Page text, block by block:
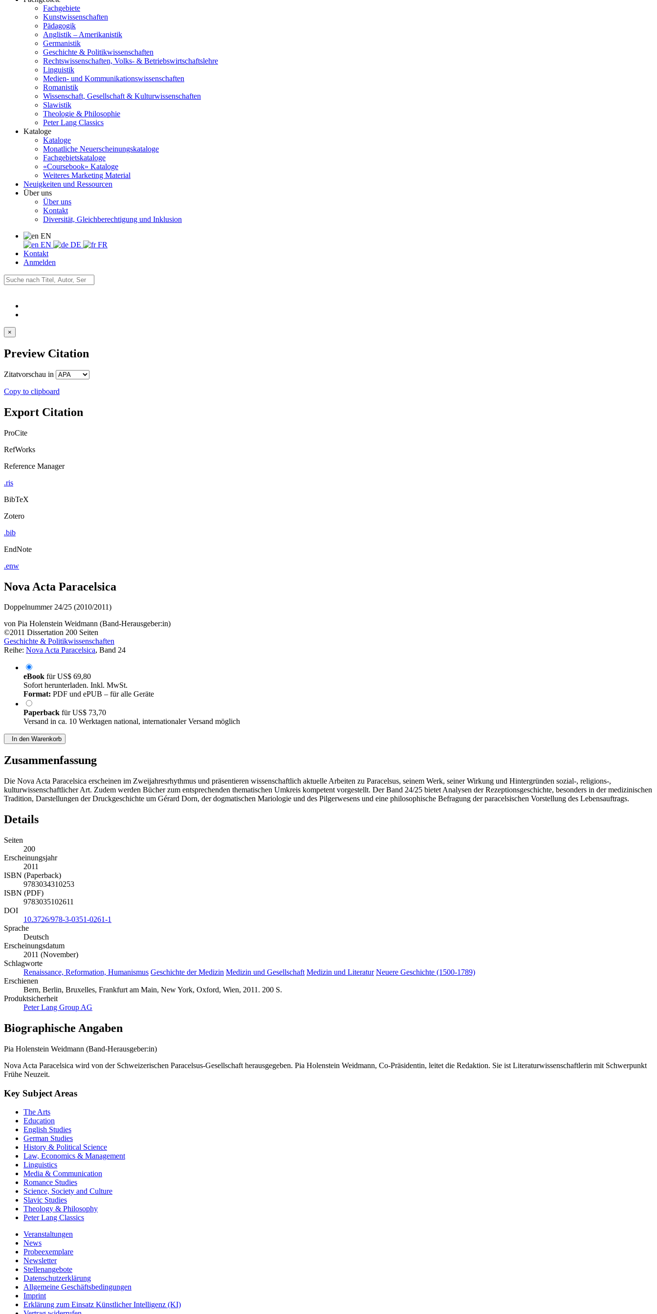
Fachgebiete
Kunstwissenschaften
Pädagogik
Anglistik – Amerikanistik
Germanistik
Geschichte & Politikwissenschaften
Rechtswissenschaften, Volks- & Betriebswirtschaftslehre
Linguistik
Medien- und Kommunikationswissenschaften
Romanistik
Wissenschaft, Gesellschaft & Kulturwissenschaften
Slawistik
Theologie & Philosophie
Peter Lang Classics
Kataloge
Kataloge
Monatliche Neuerscheinungskataloge
Fachgebietskataloge
«Coursebook» Kataloge
Weiteres Marketing Material
Neuigkeiten und Ressourcen
Über uns
Über uns
Kontakt
Diversität, Gleichberechtigung und Inklusion
EN
EN
DE
FR
Kontakt
Anmelden
×
Preview Citation
Zitatvorschau in
Copy to clipboard
Export Citation
ProCite
RefWorks
Reference Manager
.ris
BibTeX
Zotero
.bib
EndNote
.enw
Nova Acta Paracelsica
Doppelnummer 24/25 (2010/2011)
von Pia Holenstein Weidmann (Band-Herausgeber:in)
©2011 Dissertation 200 Seiten
Geschichte & Politikwissenschaften
Reihe: Nova Acta Paracelsica, Band 24
eBook fürUS$ 69,80
Sofort herunterladen. Inkl. MwSt.
Format: PDF und ePUB – für alle Geräte
Paperback fürUS$ 73,70
Versand in ca. 10 Werktagen national, internationaler Versand möglich
In den Warenkorb
Zusammenfassung
Die Nova Acta Paracelsica erscheinen im Zweijahresrhythmus und präsentieren wissenschaftlich aktuelle Arbeiten zu Paracelsus, seinem Werk, seiner Wirkung und Hintergründen sozial-, religions-,
kulturwissenschaftlicher Art. Zudem werden Bücher zum entsprechenden thematischen Umkreis kompetent vorgestellt. Der Band 24/25 bietet Analysen der Rezeptionsgeschichte, besonders in der medizinischen
Tradition, Darstellungen der Druckgeschichte um Gérard Dorn, der dogmatischen Mariologie und des Pilgerwesens und eine philosophische Befragung der paracelsischen Vorstellung des Lebensauftrags.
Details
Seiten
200
Erscheinungsjahr
2011
ISBN (Paperback)
9783034310253
ISBN (PDF)
9783035102611
DOI
10.3726/978-3-0351-0261-1
Sprache
Deutsch
Erscheinungsdatum
2011 (November)
Schlagworte
Renaissance, Reformation, Humanismus Geschichte der Medizin Medizin und Gesellschaft Medizin und Literatur Neuere Geschichte (1500-1789)
Erschienen
Bern, Berlin, Bruxelles, Frankfurt am Main, New York, Oxford, Wien, 2011. 200 S.
Produktsicherheit
Peter Lang Group AG
Biographische Angaben
Pia Holenstein Weidmann (Band-Herausgeber:in)
Nova Acta Paracelsica wird von der Schweizerischen Paracelsus-Gesellschaft herausgegeben. Pia Holenstein Weidmann, Co-Präsidentin, leitet die Redaktion. Sie ist Literaturwissenschaftlerin mit Schwerpunkt
Frühe Neuzeit.
Key Subject Areas
The Arts
Education
English Studies
German Studies
History & Political Science
Law, Economics & Management
Linguistics
Media & Communication
Romance Studies
Science, Society and Culture
Slavic Studies
Theology & Philosophy
Peter Lang Classics
Veranstaltungen
News
Probeexemplare
Newsletter
Stellenangebote
Datenschutzerklärung
Allgemeine Geschäftsbedingungen
Imprint
Erklärung zum Einsatz Künstlicher Intelligenz (KI)